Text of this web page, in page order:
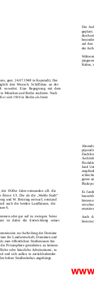
Die
auf den
der
Kubus,
gest. 24.07.1948 in Kapstadt). Der
den Wunsch, Schiffsbau an der
verwehrt. Eine Begegnung mit dem
München und Berlin studierte. Nach
er sich 1910 in Berlin als freier
fand
guten
1920er Jahre entstanden z.B. die
Ähren 1/3. Die als die „Weiße Stadt“
und W. Brüning entwarf, entstand
auch die beiden Landhäuser, die
6.
Es
oder gar auf zu zwingen. Seine
ist dabei die Entwicklung seiner
Auch
zur Aufteilung der Domäne
für Landwirtschaft, Domänen und
zum öffentlichen Straßenraum hin
Privatsphäre gestalteten zu können.
oder häusliche Arbeitsräume, so
und sich außen in zurückhaltender
hohen Straßenkubus angehängt.